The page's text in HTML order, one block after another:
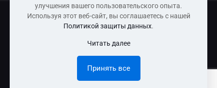
Copyright © 2011 - 2026 Dmitry Fedorov (Thailand) Co., Ltd
офертой.
улучшения вашего пользовательского опыта.
Используя этот веб-сайт, вы соглашаетесь с нашей
Политикой защиты данных.
Читать далее
Принять все